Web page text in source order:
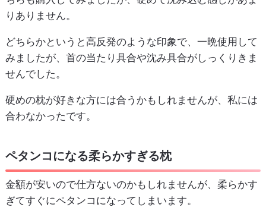
りありません。
どちらかというと高反発のような印象で、一晩使用して
みましたが、首の当たり具合や沈み具合がしっくりきま
せんでした。
硬めの枕が好きな方には合うかもしれませんが、私には
合わなかったです。
ペタンコになる柔らかすぎる枕
金額が安いので仕方ないのかもしれませんが、柔らかす
ぎてすぐにペタンコになってしまいます。